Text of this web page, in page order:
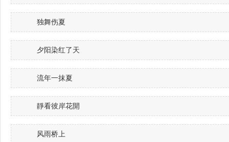
独舞伤夏
夕阳染红了天
流年一抹夏
靜看彼岸花開
风雨桥上